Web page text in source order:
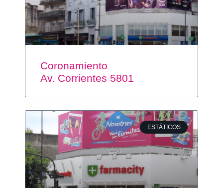
Coronamiento
Av. Corrientes 5801
ESTÁTICOS